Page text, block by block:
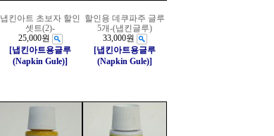
냅킨아트 초보자 할인
셋트(2)-
25,000원
[냅킨아트용글루
(Napkin Gule)]
할인용 데쿠파주 글루
5개-(냅킨글루)
33,000원
[냅킨아트용글루
(Napkin Gule)]